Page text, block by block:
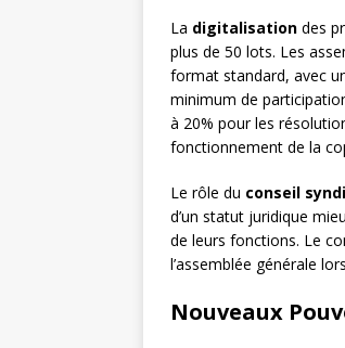
La digitalisation des
plus de 50 lots. Les
format standard, avec
minimum de
à 20% pour les
fonctionnement de la
Le rôle du conseil
d’un statut juridique
de leurs fonctions. Le
l’assemblée générale
Nouveaux